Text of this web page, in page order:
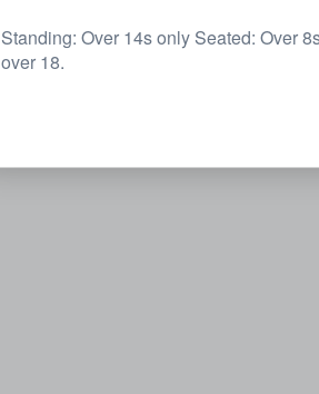
Standing: Over 14s only Seated: Over
over 18.